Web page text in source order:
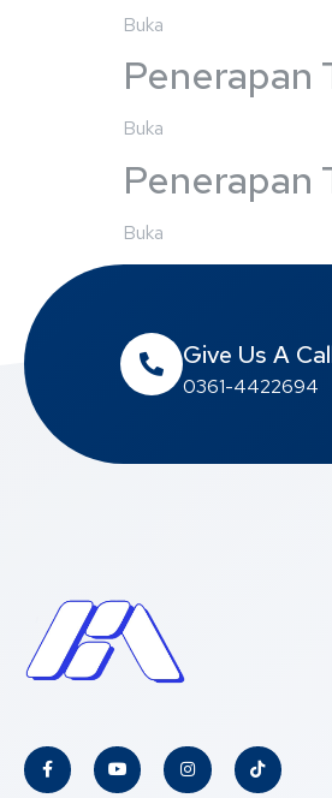
Buka
Penerapan
Buka
Penerapan
Buka
Give Us A
0361-4422694